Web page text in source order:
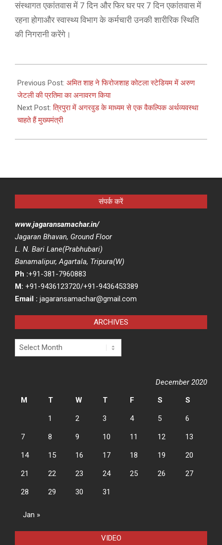
संस्थागत एकांतवास में 7 दिन और फिर घर पर 7 दिन एकांतवास में
रहना होगाऔर स्वास्थ्य विभाग के कर्मचारी उनकी शारीरिक स्थिति
की निगरानी करेंगे।
12-
28
Previous Post: अमित शाह ने फिरोजशाह कोटला स्टेडियम में अरुण
जेटली की प्रतिमा का अनावरण किया
Next Post:त्रिपुरा में अगरवुड के माध्यम से एक वैकल्पिक अर्थव्यवस्था
चाहते हैं मुख्यमंत्री
संपर्क करें
www.jagaransamachar.in/
Jagaran Bhavan, Ground Floor
L. N. Bari Lane(Prabhubari)
Banamalipur, Agartala, Tripura(W)
Ph :+91-381-7960883
M: +91-9436123720/+91-9436453389
Email : jagaransamachar@gmail.com
ARCHIVES
Archives
December 2020
M
T W T F S S
1 2 3 4 5 6
7 8 9 10 11 12 13
14 15 16 17 18 19 20
21 22 23 24 25 26 27
28 29 30 31
Jan »
VIDEO